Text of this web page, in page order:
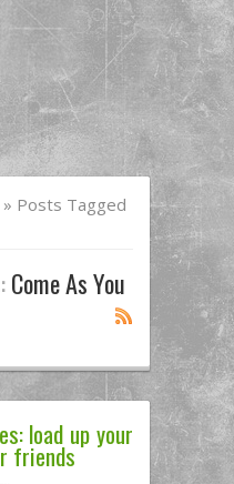
» Posts Tagged
Come As You
load up your
friends